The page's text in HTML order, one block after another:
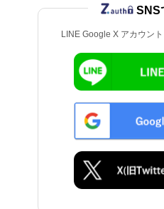
LINE Google X アカウン
SNS